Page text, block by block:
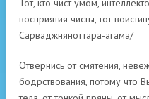
Тот, кто чист умом,
восприятия чисты, тот
Сарваджняноттара-агама/
Отвернись от смятения,
бодрствования, потому что